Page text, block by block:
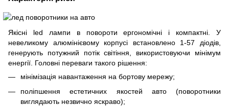
Якісні led лампи в повороти ергономічні і компактні. У
невеликому алюмінієвому корпусі встановлено 1-57 діодів,
генерують потужний потік світіння, використовуючи мінімум
енергії. Головні переваги такого рішення:
мінімізація навантаження на бортову мережу;
поліпшення естетичних якостей авто (поворотники
виглядають незвично яскраво);